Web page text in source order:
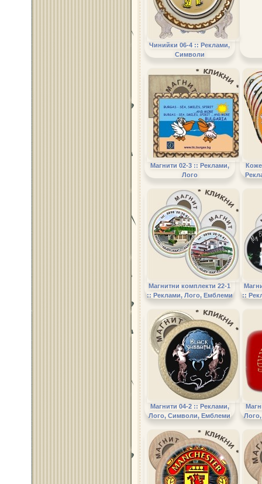
Чинийки 06-4 :: Реклами,
Символи
Магнити 02-3 :: Реклами,
Лого
Магнитни комплекти 22-1
:: Реклами, Лого, Емблеми
::
Магнити 04-2 :: Реклами,
Лого, Символи, Емблеми